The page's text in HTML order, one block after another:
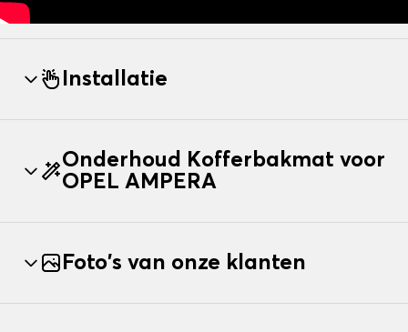
Installatie
Onderhoud Kofferbakmat voor
OPEL AMPERA
Foto's van onze klanten